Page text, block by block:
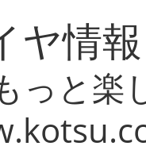
ヤ情
っと楽